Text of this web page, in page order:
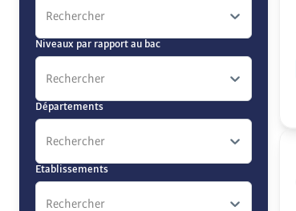
Rechercher
Niveaux par rapport au bac
Rechercher
Départements
Rechercher
Etablissements
Rechercher